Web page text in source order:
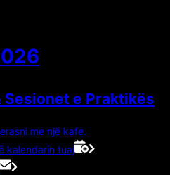
Sesionet e Praktikës
me një kafe.
kalendarin tuaj